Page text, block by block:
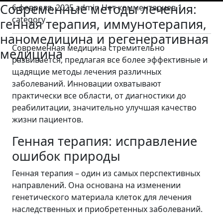
Современные методы лечения:
генная терапия, иммунотерапия,
наномедицина и регенеративная
медицина
6 февраля, 2025admin Нет комментариев 1
category
Современная медицина стремительно
развивается, предлагая все более эффективные и
щадящие методы лечения различных
заболеваний. Инновации охватывают
практически все области, от диагностики до
реабилитации, значительно улучшая качество
жизни пациентов.
Генная терапия: исправление
ошибок природы
Генная терапия – один из самых перспективных
направлений. Она основана на изменении
генетического материала клеток для лечения
наследственных и приобретенных заболеваний.